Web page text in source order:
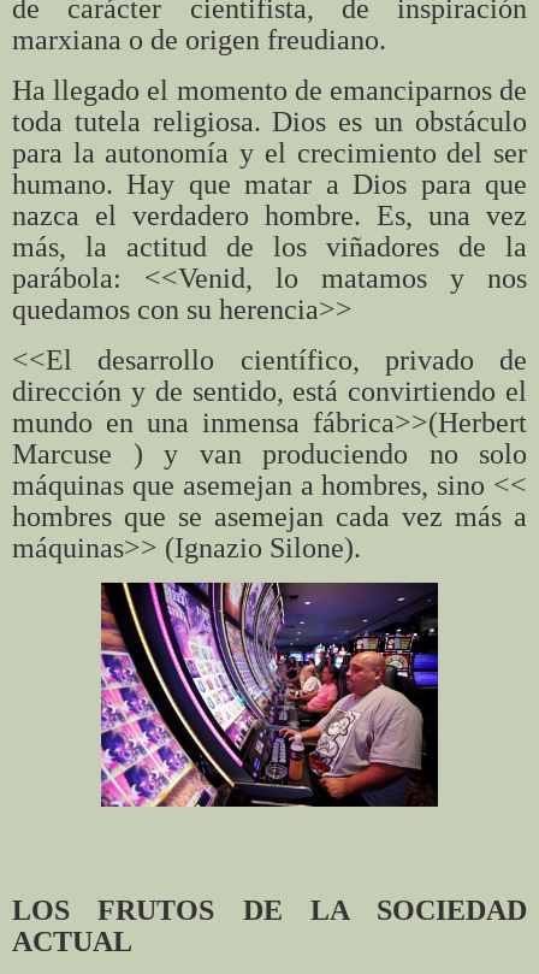
de carácter cientifista, de inspiración
marxiana o de origen freudiano.
Ha llegado el momento de emanciparnos de
toda tutela religiosa. Dios es un obstáculo
para la autonomía y el crecimiento del ser
humano. Hay que matar a Dios para que
nazca el verdadero hombre. Es, una vez
más, la actitud de los viñadores de la
parábola: <<Venid, lo matamos y nos
quedamos con su herencia>>
<<El desarrollo científico, privado de
dirección y de sentido, está convirtiendo el
mundo en una inmensa fábrica>>(Herbert
Marcuse ) y van produciendo no solo
máquinas que asemejan a hombres, sino <<
hombres que se asemejan cada vez más a
máquinas>> (Ignazio Silone).
LOS FRUTOS DE LA SOCIEDAD
ACTUAL